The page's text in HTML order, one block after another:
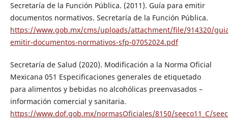
Secretaría de la Función Pública. (2011). Guía para emitir
documentos normativos. Secretaría de la Función Pública.
https://www.gob.mx/cms/uploads/attachment/file/914320/
emitir-documentos-normativos-sfp-07052024.pdf
Secretaría de Salud (2020). Modificación a la Norma Oficial
Mexicana 051 Especificaciones generales de etiquetado
para alimentos y bebidas no alcohólicas preenvasados –
información comercial y sanitaria.
https://www.dof.gob.mx/normasOficiales/8150/seeco11_C/